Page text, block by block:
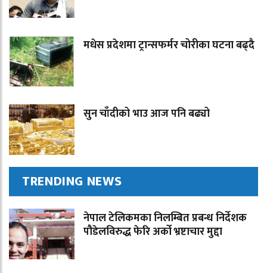
मधेस प्रदेशमा ट्रान्सफर्मर चोरीका घटना बढ्दै
सुन चाँदीको भाउ आज पनि बढ्यो
TRENDING NEWS
नेपाल टेलिकमका निलम्बित प्रबन्ध निर्देशक
पौडेलविरुद्ध फेरि अर्को भ्रष्टाचार मुद्दा